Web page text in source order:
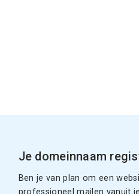
Je domeinnaam
Ben je van plan om een